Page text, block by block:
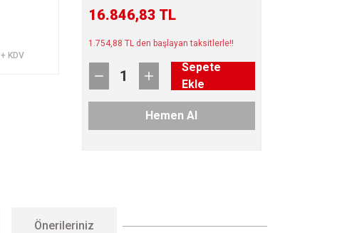
KDV
16.846,83 TL
1.754,88 TL den başlayan taksitlerle!!
Sepete
Ekle
Hemen Al
Önerileriniz